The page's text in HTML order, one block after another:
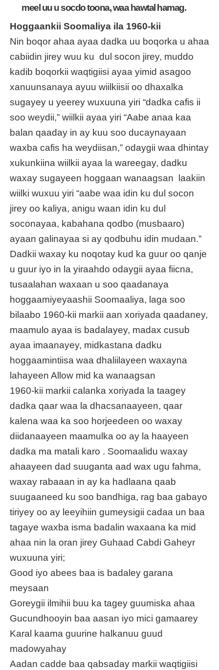
meel uu u socdo toona, waa hawtal hamag.
Hoggaankii Soomaliya ila 1960-kii
Nin boqor ahaa ayaa dadka uu boqorka u ahaa
cabiidin jirey wuu ku dul socon jirey, muddo
kadib boqorkii waqtigiisi ayaa yimid asagoo
xanuunsanaya ayuu wiilkiisii oo dhaxalka
sugayey u yeerey wuxuuna yiri “dadka cafis ii
soo weydii,” wiilkii ayaa yiri “Aabe anaa kaa
balan qaaday in ay kuu soo ducaynayaan
waxba cafis ha weydiisan,” odaygii waa dhintay
xukunkiina wiilkii ayaa la wareegay, dadku
waxay sugayeen hoggaan wanaagsan laakiin
wiilki wuxuu yiri “aabe waa idin ku dul socon
jirey oo kaliya, anigu waan idin ku dul
soconayaa, kabahana qodbo (musbaaro)
ayaan galinayaa si ay qodbuhu idin mudaan.”
Dadkii waxay ku noqotay kud ka guur oo qanje
u guur iyo in la yiraahdo odaygii ayaa fiicna,
tusaalahan waxaan u soo qaadanaya
hoggaamiyeyaashii Soomaaliya, laga soo
bilaabo 1960-kii markii aan xoriyada qaadaney,
maamulo ayaa is badalayey, madax cusub
ayaa imaanayey, midkastana dadku
hoggaamintiisa waa dhaliilayeen waxayna
lahayeen Allow mid ka wanaagsan
1960-kii markii calanka xoriyada la taagey
dadka qaar waa la dhacsanaayeen, qaar
kalena waa ka soo horjeedeen oo waxay
diidanaayeen maamulka oo ay la haayeen
dadka ma matali karo . Soomaalidu waxay
ahaayeen dad suuganta aad wax ugu fahma,
waxay rabaaan in ay ka hadlaana qaab
suugaaneed ku soo bandhiga, rag baa gabayo
tiriyey oo ay leeyihiin gumeysigii cadaa un baa
tagaye waxba isma badalin waxaana ka mid
ahaa nin la oran jirey Guhaad Cabdi Gaheyr
wuxuuna yiri;
Good iyo abees baa is badaley garana
meysaan
Goreygii ilmihii buu ka tagey guumiska ahaa
Gucundhooyin baa aasan iyo mici gamaarey
Karal kaama guurine halkanuu guud
madowyahay
Aadan cadde baa qabsaday markii waqtigiisi